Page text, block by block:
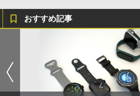
おすすめ記事